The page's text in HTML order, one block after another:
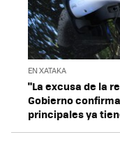
EN XATAKA
"La excusa de la
Gobierno
principales ya